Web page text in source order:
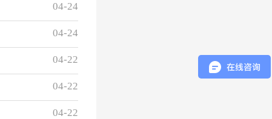
04-24
04-24
04-22
04-22
04-22